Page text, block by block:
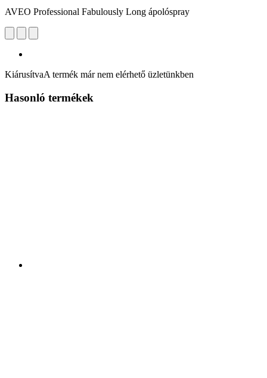
AVEO Professional Fabulously Long ápolóspray
KiárusítvaA termék már nem elérhető üzletünkben
Hasonló termékek